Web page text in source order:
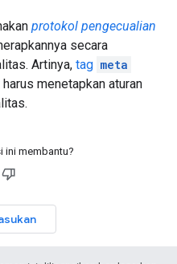
protokol pengecualian
secara
Artinya, tag meta
harus menetapkan aturan
ini membantu?